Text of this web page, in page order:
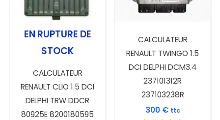
EN RUPTURE DE
STOCK
CALCULATEUR
RENAULT CLIO 1.5 DCI
DELPHI TRW DDCR
80925E 8200180595
CALCULATEUR
RENAULT TWINGO 1.5
DCI DELPHI DCM3.4
237101312R
237103238R
300 € ttc